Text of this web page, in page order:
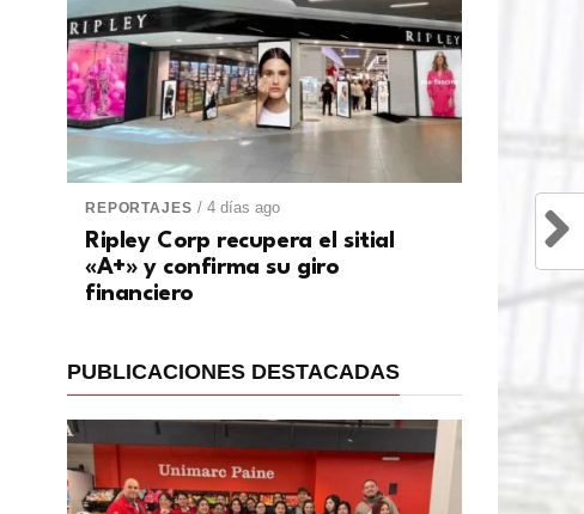
REPORTAJES / 4 días ago
Ripley Corp recupera el sitial
«A+» y confirma su giro
financiero
PUBLICACIONES DESTACADAS